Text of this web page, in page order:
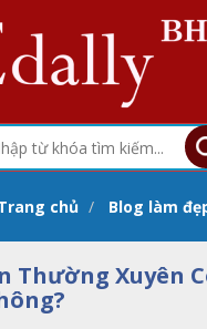
chủ Blog làm
Thường Xuyên